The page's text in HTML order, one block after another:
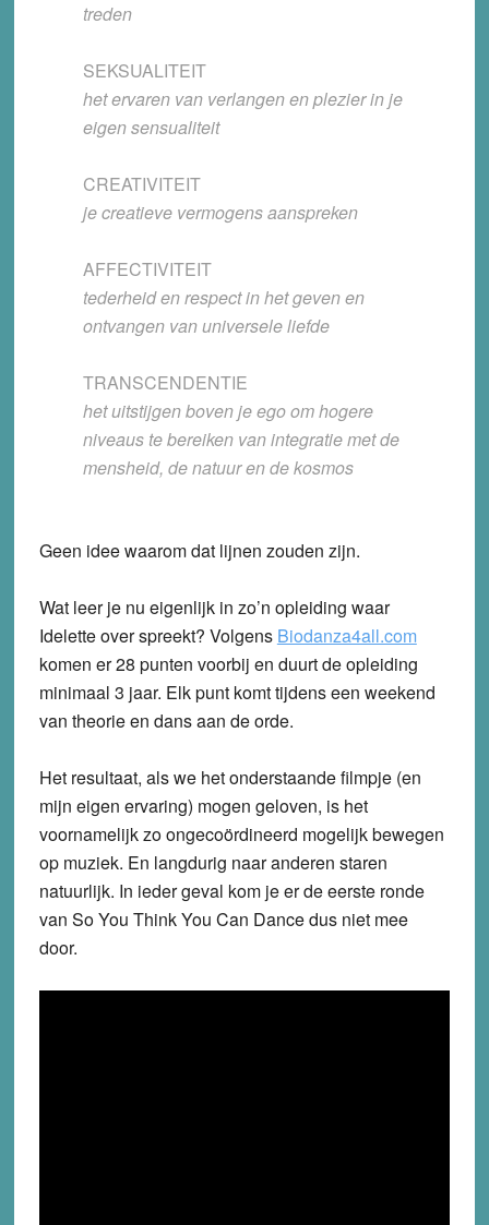
treden
SEKSUALITEIT
het ervaren van verlangen en plezier in je
eigen sensualiteit
CREATIVITEIT
je creatieve vermogens aanspreken
AFFECTIVITEIT
tederheid en respect in het geven en
ontvangen van universele liefde
TRANSCENDENTIE
het uitstijgen boven je ego om hogere
niveaus te bereiken van integratie met de
mensheid, de natuur en de kosmos
Geen idee waarom dat lijnen zouden zijn.
Wat leer je nu eigenlijk in zo’n opleiding waar
Idelette over spreekt? Volgens Biodanza4all.com
komen er 28 punten voorbij en duurt de opleiding
minimaal 3 jaar. Elk punt komt tijdens een weekend
van theorie en dans aan de orde.
Het resultaat, als we het onderstaande filmpje (en
mijn eigen ervaring) mogen geloven, is het
voornamelijk zo ongecoördineerd mogelijk bewegen
op muziek. En langdurig naar anderen staren
natuurlijk. In ieder geval kom je er de eerste ronde
van So You Think You Can Dance dus niet mee
door.